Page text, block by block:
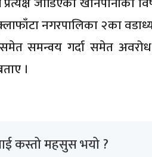
नगरपालिका २का
समन्वय गर्दा समेत
।
कस्तो महसुस भयो ?